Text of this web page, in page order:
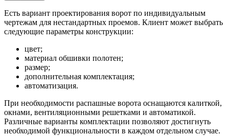
Есть вариант проектирования ворот по индивидуальным
чертежам для нестандартных проемов. Клиент может выбрать
следующие параметры конструкции:
цвет;
материал обшивки полотен;
размер;
дополнительная комплектация;
автоматизация.
При необходимости распашные ворота оснащаются калиткой,
окнами, вентиляционными решетками и автоматикой.
Различные варианты комплектации позволяют достигнуть
необходимой функциональности в каждом отдельном случае.